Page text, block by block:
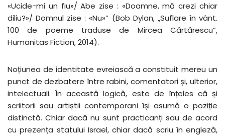
«Ucide-mi un fiu»/ Abe zise : «Doamne, mă crezi chiar
diliu?»/ Domnul zise : «Nu»” (Bob Dylan, „Suflare în vânt.
100 de poeme traduse de Mircea Cărtărescu”,
Humanitas Fiction, 2014).
Noțiunea de identitate evreiască a constituit mereu un
punct de dezbatere între rabini, comentatori și, ulterior,
intelectuali. În această logică, este de înțeles că și
scriitorii sau artiștii contemporani își asumă o poziție
distinctă. Chiar dacă nu sunt practicanți sau de acord
cu prezența statului Israel, chiar dacă scriu în engleză,